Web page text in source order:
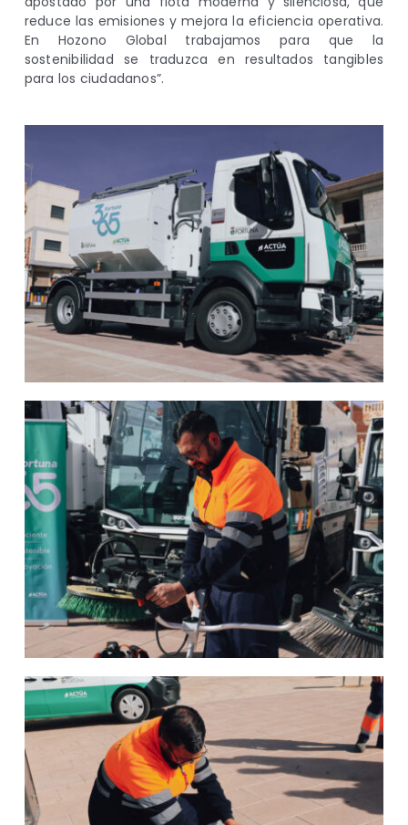
reduce las emisiones y mejora la eficiencia operativa.
En Hozono Global trabajamos para que la
sostenibilidad se traduzca en resultados tangibles
para los ciudadanos”.